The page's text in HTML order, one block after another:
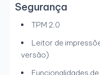
Segurança
TPM 2.0
Leitor de
versão)
Funcionalidades